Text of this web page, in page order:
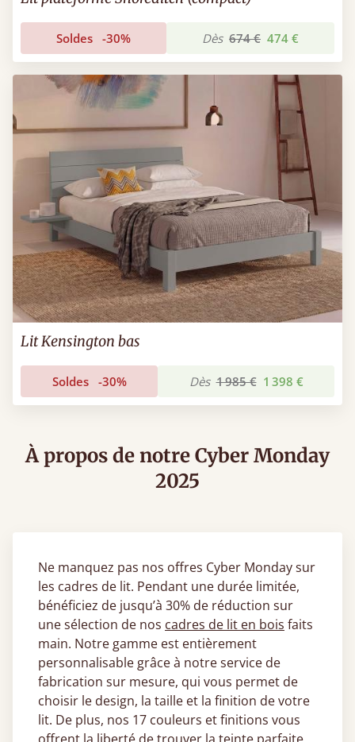
Soldes -30% Dès 674 € 474 €
Lit Kensington bas
Soldes -30% Dès 1 985 € 1 398 €
À propos de notre Cyber Monday
2025
Ne manquez pas nos offres Cyber Monday sur
les cadres de lit. Pendant une durée limitée,
bénéficiez de jusqu’à 30% de réduction sur
une sélection de nos cadres de lit en bois faits
main. Notre gamme est entièrement
personnalisable grâce à notre service de
fabrication sur mesure, qui vous permet de
choisir le design, la taille et la finition de votre
lit. De plus, nos 17 couleurs et finitions vous